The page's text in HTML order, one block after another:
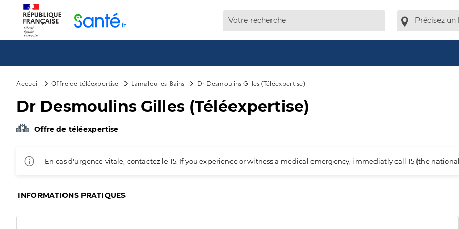
Accueil Offre de téléexpertise Lamalou-les-Bains Dr Desmoulins Gilles (Téléexpertise)
Dr Desmoulins Gilles (Téléexpertise)
Offre de téléexpertise
En cas d'urgence vitale, contactez le 15. If you experience or witness a medical emergency, immediatly call 15 (the
INFORMATIONS PRATIQUES
Panneau de gestion des cookies